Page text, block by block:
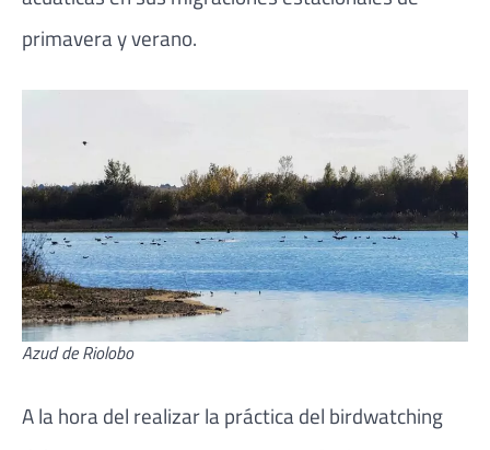
primavera y verano.
Azud de Riolobo
A la hora del realizar la práctica del birdwatching